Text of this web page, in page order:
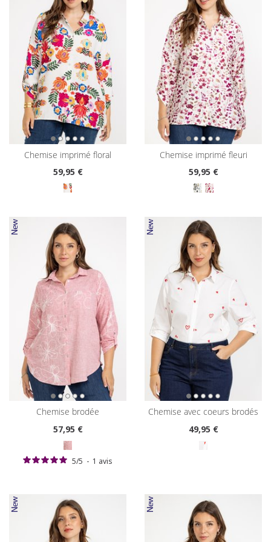
chemise imprimé floral
59,95 €
chemise imprimé fleuri
59,95 €
chemise brodée
57,95 €
5/5 - 1 avis
chemise avec coeurs brodés
49,95 €